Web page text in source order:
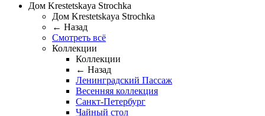
Дом Krestetskaya Strochka
Дом Krestetskaya Strochka
← Назад
Смотреть всё
Коллекции
Коллекции
← Назад
Ленинградский Пассаж
Весенняя коллекция
Санкт-Петербург
Чайный стол